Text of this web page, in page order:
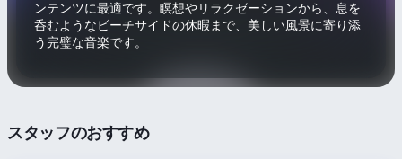
ンテンツに最適です。瞑想やリラクゼーションから、息を
呑むようなビーチサイドの休暇まで、美しい風景に寄り添
う完璧な音楽です。
スタッフのおすすめ